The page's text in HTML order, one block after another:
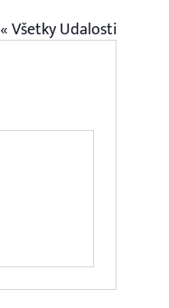
« Všetky Udalosti